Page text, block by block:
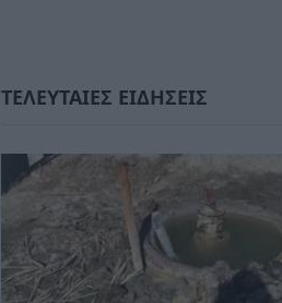
ΤΕΛΕΥΤΑΙΕΣ ΕΙΔΗΣΕΙΣ